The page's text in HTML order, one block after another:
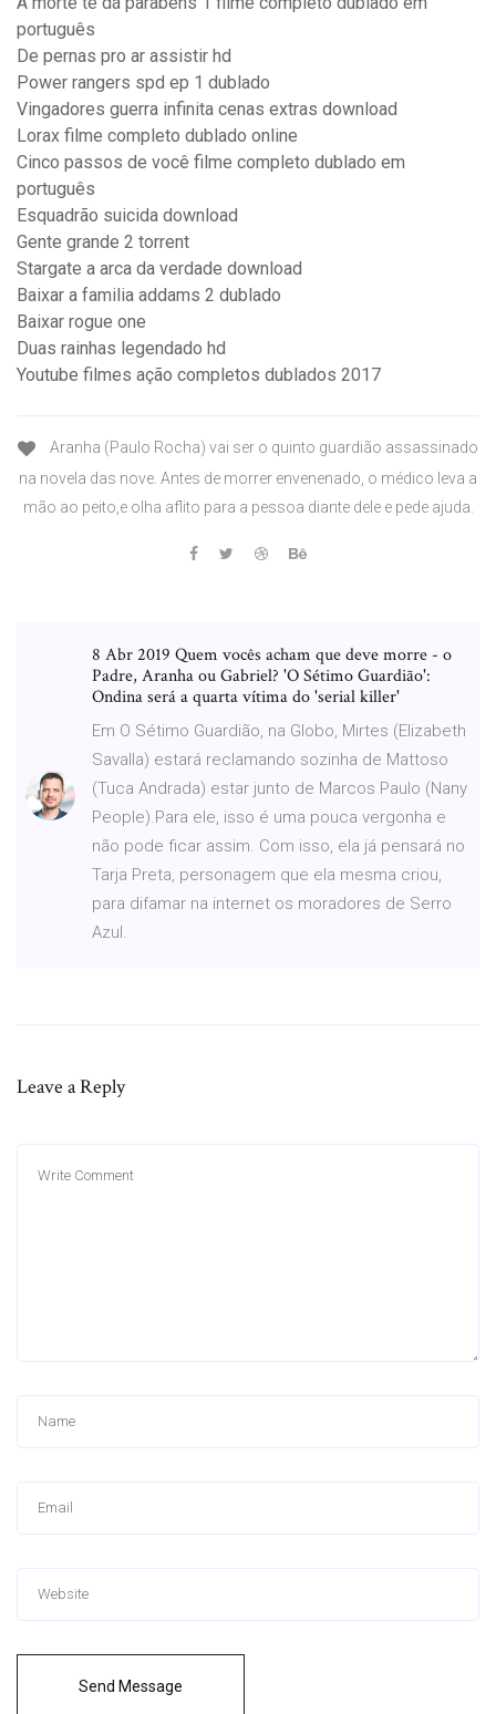
português
De pernas pro ar assistir hd
Power rangers spd ep 1 dublado
Vingadores guerra infinita cenas extras download
Lorax filme completo dublado online
Cinco passos de você filme completo dublado em
português
Esquadrão suicida download
Gente grande 2 torrent
Stargate a arca da verdade download
Baixar a familia addams 2 dublado
Baixar rogue one
Duas rainhas legendado hd
Youtube filmes ação completos dublados 2017
Aranha (Paulo Rocha) vai ser o quinto guardião assassinado
na novela das nove. Antes de morrer envenenado, o médico leva a
mão ao peito,e olha aflito para a pessoa diante dele e pede ajuda.
8 Abr 2019 Quem vocês acham que deve morre - o
Padre, Aranha ou Gabriel? 'O Sétimo Guardião':
Ondina será a quarta vítima do 'serial killer'
Em O Sétimo Guardião, na Globo, Mirtes (Elizabeth
Savalla) estará reclamando sozinha de Mattoso
(Tuca Andrada) estar junto de Marcos Paulo (Nany
People).Para ele, isso é uma pouca vergonha e
não pode ficar assim. Com isso, ela já pensará no
Tarja Preta, personagem que ela mesma criou,
para difamar na internet os moradores de Serro
Azul.
Leave a Reply
Send Message